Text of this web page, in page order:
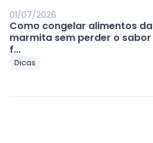
01/07/2026
Como congelar alimentos da
marmita sem perder o sabor
f...
Dicas